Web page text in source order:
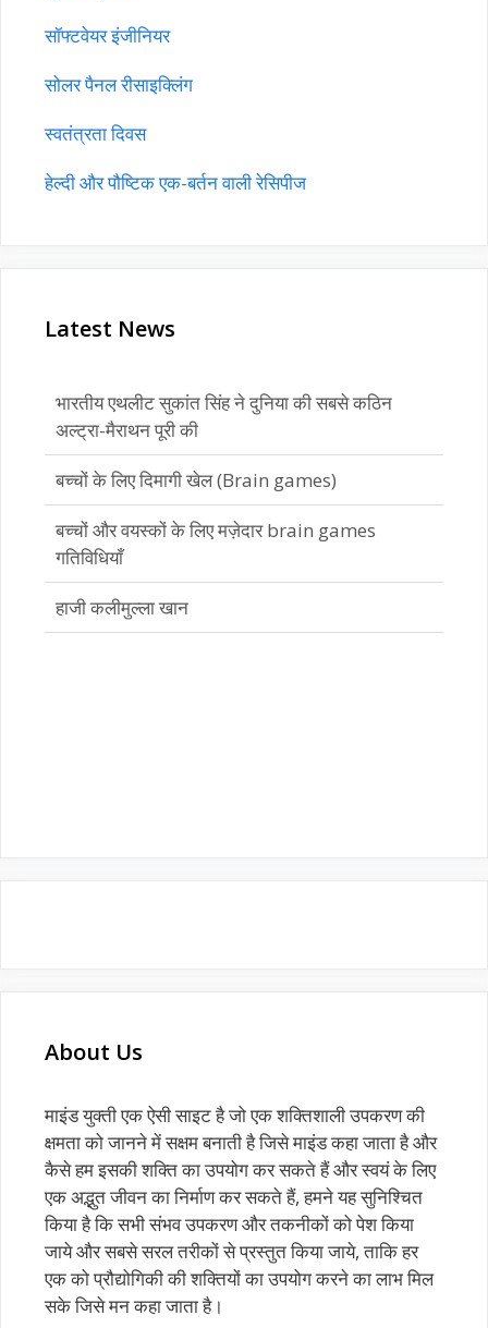
सॉफ्टवेयर इंजीनियर
सोलर पैनल रीसाइक्लिंग
स्वतंत्रता दिवस
हेल्दी और पौष्टिक एक-बर्तन वाली रेसिपीज
Latest News
भारतीय एथलीट सुकांत सिंह ने दुनिया की सबसे कठिन
बच्चों के लिए दिमागी खेल (Brain games)
बच्चों और वयस्कों के लिए मज़ेदार brain games
गतिविधियाँ
हाजी कलीमुल्ला खान
भारतीय एथलीट सुकांत सिंह ने दुनिया की सबसे कठिन
अल्ट्रा-मैराथन पूरी की
About Us
माइंड युक्ती एक ऐसी साइट है जो एक शक्तिशाली उपकरण की
क्षमता को जानने में सक्षम बनाती है जिसे माइंड कहा जाता है और
कैसे हम इसकी शक्ति का उपयोग कर सकते हैं और स्वयं के लिए
एक अद्भुत जीवन का निर्माण कर सकते हैं, हमने यह सुनिश्चित
किया है कि सभी संभव उपकरण और तकनीकों को पेश किया
जाये और सबसे सरल तरीकों से प्रस्तुत किया जाये, ताकि हर
एक को प्रौद्योगिकी की शक्तियों का उपयोग करने का लाभ मिल
सके जिसे मन कहा जाता है।